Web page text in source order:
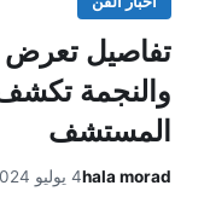
تفاصيل
والنجمة تكشف
المستشف
hala morad4 يوليو 2024 - 8:45 م